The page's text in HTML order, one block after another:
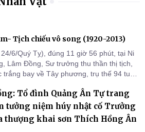
Tịch chiếu vô song (1920-2013)
6/Quý Tỵ), đúng 11 giờ 56 phút, tại Ni
Lâm Đồng, Sư trưởng thu thần thị tịch,
bay về Tây phương, trụ thế 94 tuổi
Tổ đình Quảng Ân Tự trang
tưởng niệm húy nhật cố Trưởng
thượng khai sơn Thích Hồng Ân